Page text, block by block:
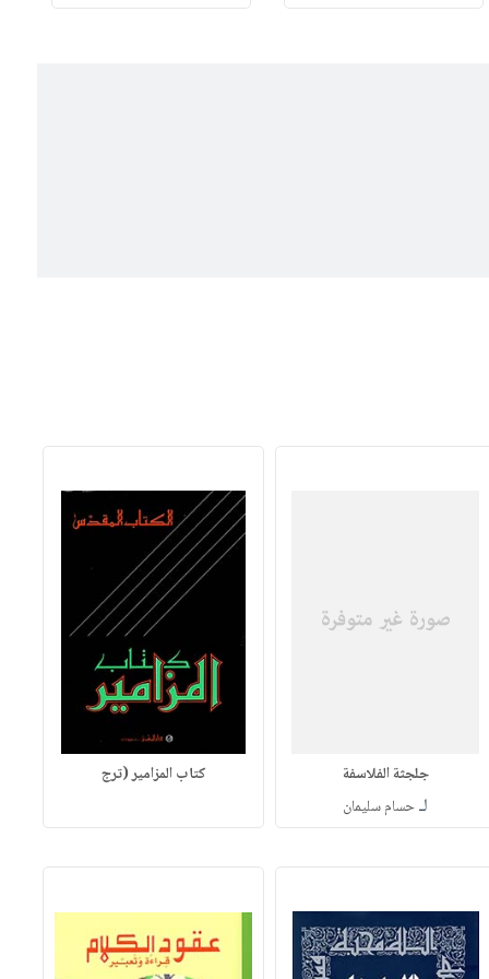
جلجثة الفلاسفة
لـحسام سليمان
كتاب المزامير (ترج